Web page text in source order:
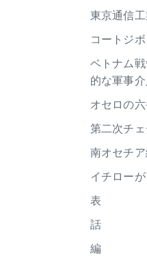
東京通信
コートジ
ベトナム
的な軍事
オセロの
第二次チ
南オセチ
イチロー
表
話
編